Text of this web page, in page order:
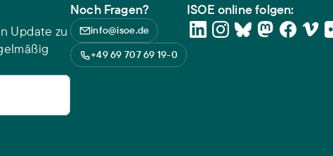
Update zu
Noch Fragen?
info@isoe.de
+49 69 707 69 19-0
ISOE online folgen: